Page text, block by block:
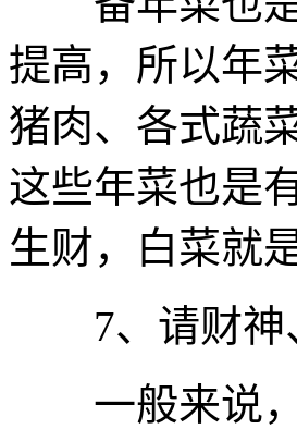
提高，所以年
猪肉、各式蔬
这些年菜也是
生财，白菜就
7、请财神
一般来说，